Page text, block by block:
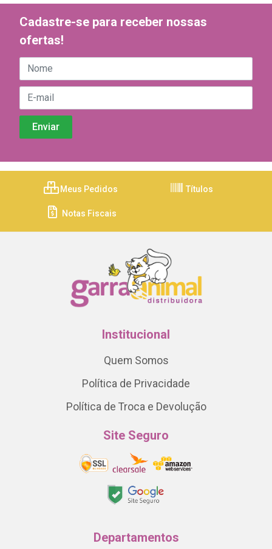
Cadastre-se para receber nossas
ofertas!
Meus Pedidos Títulos
Notas Fiscais
Institucional
Quem Somos
Política de Privacidade
Política de Troca e Devolução
Site Seguro
Departamentos